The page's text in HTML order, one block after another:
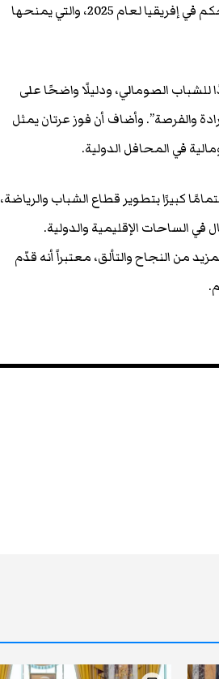
الحكم الدولي عمر عبدالقادر عرتن بعد تتويجه بجائزة أفضل حكم في إفريقيا لعام 2025، والتي يمنحها
للشباب الصومالي، ودليلًا واضحًا على
والفرصة”. وأضاف أن فوز عرتان يمثل
في المحافل الدولية.
كبيرًا بتطوير قطاع الشباب والرياضة،
الساحات الإقليمية والدولية.
من النجاح والتألق، معتبراً أنه قدّم